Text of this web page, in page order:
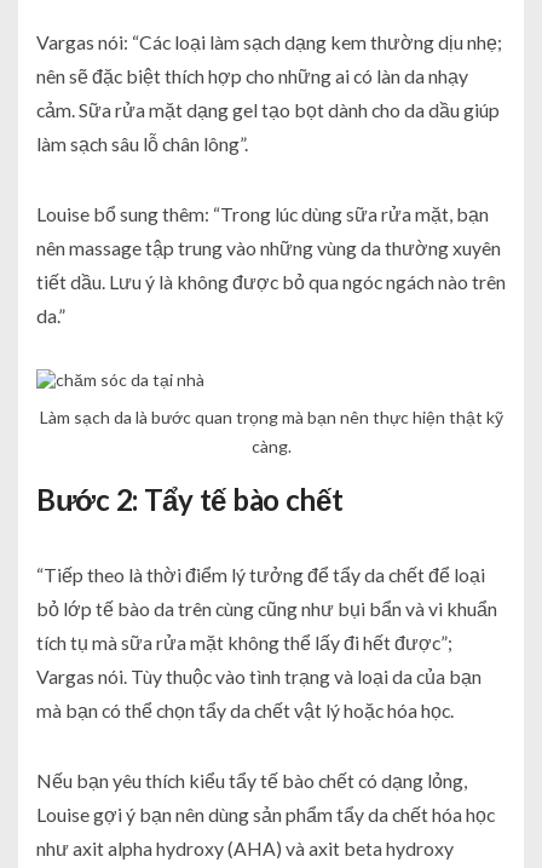
Vargas nói: “Các loại làm sạch dạng kem thường dịu nhẹ;
nên sẽ đặc biệt thích hợp cho những ai có làn da nhạy
cảm. Sữa rửa mặt dạng gel tạo bọt dành cho da dầu giúp
làm sạch sâu lỗ chân lông”.
Louise bổ sung thêm: “Trong lúc dùng sữa rửa mặt, bạn
nên massage tập trung vào những vùng da thường xuyên
tiết dầu. Lưu ý là không được bỏ qua ngóc ngách nào trên
da.”
Làm sạch da là bước quan trọng mà bạn nên thực hiện thật kỹ
càng.
Bước 2: Tẩy tế bào chết
“Tiếp theo là thời điểm lý tưởng để tẩy da chết để loại
bỏ lớp tế bào da trên cùng cũng như bụi bẩn và vi khuẩn
tích tụ mà sữa rửa mặt không thể lấy đi hết được”;
Vargas nói. Tùy thuộc vào tình trạng và loại da của bạn
mà bạn có thể chọn tẩy da chết vật lý hoặc hóa học.
Nếu bạn yêu thích kiểu tẩy tế bào chết có dạng lỏng,
Louise gợi ý bạn nên dùng sản phẩm tẩy da chết hóa học
như axit alpha hydroxy (AHA) và axit beta hydroxy